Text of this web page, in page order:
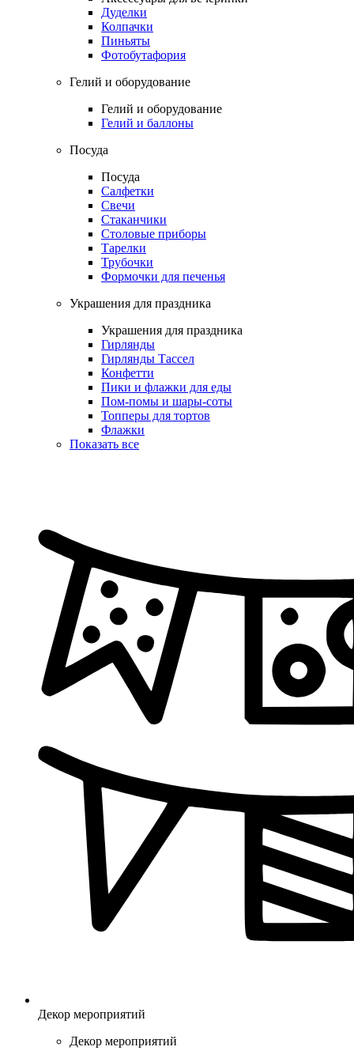
Дуделки
Колпачки
Пиньяты
Фотобутафория
Гелий и оборудование
Гелий и оборудование
Гелий и баллоны
Посуда
Посуда
Салфетки
Свечи
Стаканчики
Столовые приборы
Тарелки
Трубочки
Формочки для печенья
Украшения для праздника
Украшения для праздника
Гирлянды
Гирлянды Тассел
Конфетти
Пики и флажки для еды
Пом-помы и шары-соты
Топперы для тортов
Флажки
Показать все
Декор мероприятий
Декор мероприятий